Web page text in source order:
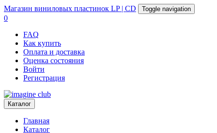
Магазин виниловых пластинок LP | CD Toggle navigation
0
FAQ
Как купить
Оплата и доставка
Оценка состояния
Войти
Регистрация
Каталог
Главная
Каталог